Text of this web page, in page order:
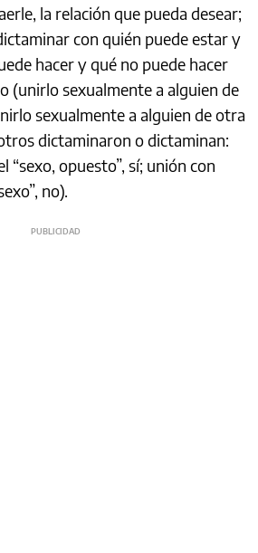
la relación que pueda desear;
con quién puede estar y
hacer y qué no puede hacer
(unirlo sexualmente a alguien de
sexualmente a alguien de otra
dictaminaron o dictaminan:
“sexo, opuesto”, sí; unión con
no).